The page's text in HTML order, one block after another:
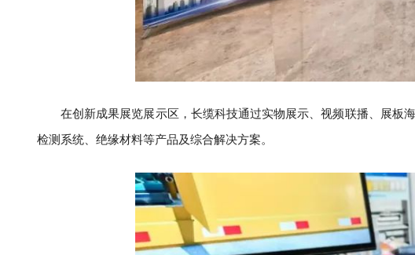
在创新成果展览展示区，长缆科技通过实物展示、视频联播、展板
检测系统、绝缘材料等产品及综合解决方案。